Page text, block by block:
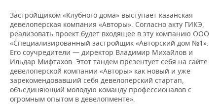
Застройщиком «Клубного дома» выступает казанская
девелоперская компания «Авторы». Согласно акту ГИКЭ,
реализовать проект будет входящее в эту компанию ООО
«Специализированный застройщик «Авторский дом №1».
Его соучредители — директор Владимир Михайлов и
Ильдар Мифтахов. Этот тандем презентует себя на сайте
девелоперской компании «Авторы» как новый и уже
зарекомендовавший себя девелоперский стартап,
объединяющий молодую команду профессионалов с
огромным опытом в девелопменте».